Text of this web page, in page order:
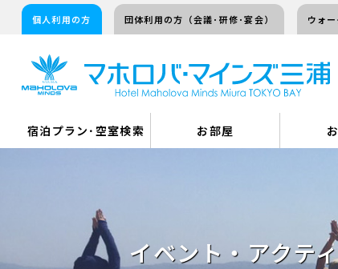
個人利用の方 団体利用の方（会議･研修･宴会） ウォ
宿泊プラン･空室検索 お部屋
イベント・アクテ